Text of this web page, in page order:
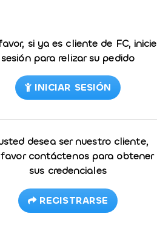
si ya es cliente de FC, inicie
sesión para relizar su pedido
INICIAR SESIÓN
desea ser nuestro cliente,
contáctenos para obtener
sus credenciales
REGISTRARSE